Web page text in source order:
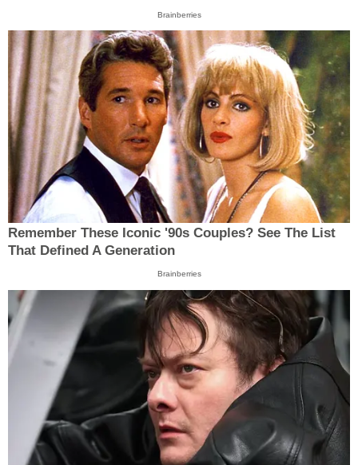
Brainberries
Remember These Iconic '90s Couples? See The List
That Defined A Generation
Brainberries